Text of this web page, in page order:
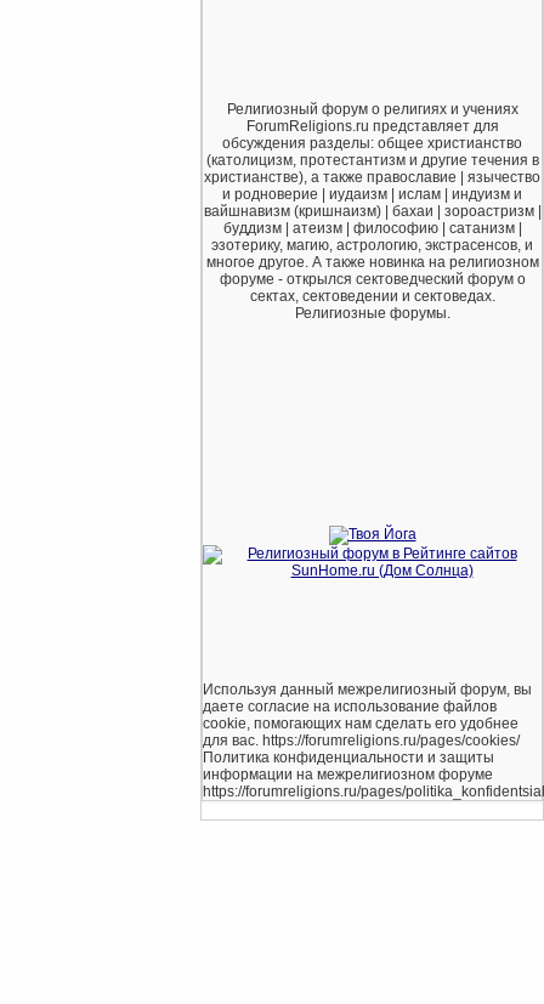
Религиозный форум о религиях и учениях
ForumReligions.ru представляет для
обсуждения разделы: общее христианство
(католицизм, протестантизм и другие течения в
христианстве), а также православие | язычество
и родноверие | иудаизм | ислам | индуизм и
вайшнавизм (кришнаизм) | бахаи | зороастризм |
буддизм | атеизм | философию | сатанизм |
эзотерику, магию, астрологию, экстрасенсов, и
многое другое. А также новинка на религиозном
форуме - открылся сектоведческий форум о
сектах, сектоведении и сектоведах.
Религиозные форумы.
Используя данный межрелигиозный форум, вы
даете согласие на использование файлов
cookie, помогающих нам сделать его удобнее
для вас. https://forumreligions.ru/pages/cookies/
Политика конфиденциальности и защиты
информации на межрелигиозном форуме
https://forumreligions.ru/pages/